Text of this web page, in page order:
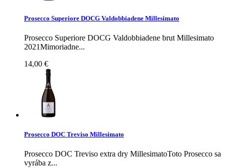
Prosecco Superiore DOCG Valdobbiadene Millesimato
Prosecco Superiore DOCG Valdobbiadene brut Millesimato
2021Mimoriadne...
14,00 €
Prosecco DOC Treviso Millesimato
Prosecco DOC Treviso extra dry MillesimatoToto Prosecco sa
vyrába z...